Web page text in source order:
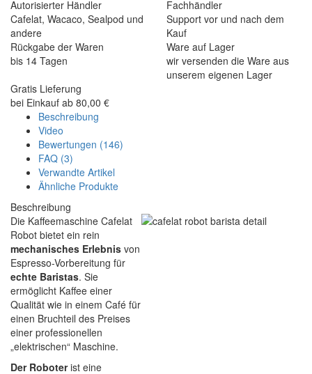
Autorisierter Händler
Cafelat, Wacaco, Sealpod und
andere
Fachhändler
Support vor und nach dem
Kauf
Rückgabe der Waren
bis 14 Tagen
Ware auf Lager
wir versenden die Ware aus
unserem eigenen Lager
Gratis Lieferung
bei Einkauf ab 80,00 €
Beschreibung
Video
Bewertungen (146)
FAQ (3)
Verwandte Artikel
Ähnliche Produkte
Beschreibung
Die Kaffeemaschine Cafelat
Robot bietet ein rein
mechanisches Erlebnis von
Espresso-Vorbereitung für
echte Baristas. Sie
ermöglicht Kaffee einer
Qualität wie in einem Café für
einen Bruchteil des Preises
einer professionellen
„elektrischen“ Maschine.
Der Roboterist eine